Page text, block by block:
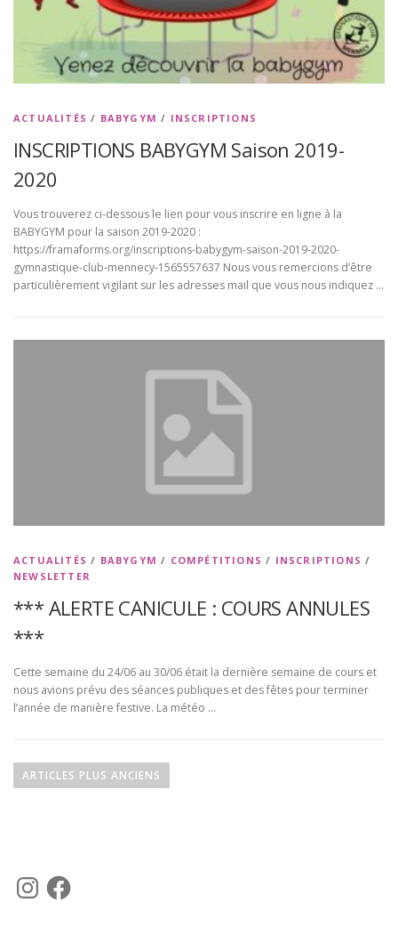
ACTUALITÉS / BABYGYM / INSCRIPTIONS
INSCRIPTIONS BABYGYM Saison 2019-
2020
Vous trouverez ci-dessous le lien pour vous inscrire en ligne à la
BABYGYM pour la saison 2019-2020 :
https://framaforms.org/inscriptions-babygym-saison-2019-2020-
gymnastique-club-mennecy-1565557637 Nous vous remercions d’être
particulièrement vigilant sur les adresses mail que vous nous indiquez …
ACTUALITÉS / BABYGYM / COMPÉTITIONS / INSCRIPTIONS /
NEWSLETTER
*** ALERTE CANICULE : COURS ANNULES
***
Cette semaine du 24/06 au 30/06 était la dernière semaine de cours et
nous avions prévu des séances publiques et des fêtes pour terminer
l’année de manière festive. La météo …
a
t
ARTICLES PLUS ANCIENS
n
F
a